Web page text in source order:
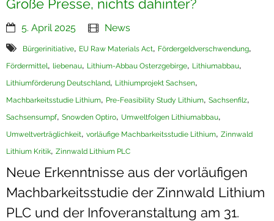
Publikationen
Impressionen
Termine
Newsletter
Große Presse, nichts dahinter?
5. April 2025 News
Bürgerinitiative, EU Raw Materials Act, Fördergeldverschwendung,
Fördermittel, liebenau, Lithium-Abbau Osterzgebirge, Lithiumabbau,
Lithiumförderung Deutschland, Lithiumprojekt Sachsen,
Machbarkeitsstudie Lithium, Pre-Feasibility Study Lithium, Sachsenfilz,
Sachsensumpf, Snowden Optiro, Umweltfolgen Lithiumabbau,
Umweltverträglichkeit, vorläufige Machbarkeitsstudie Lithium, Zinnwald
Lithium Kritik, Zinnwald Lithium PLC
Neue Erkenntnisse aus der vorläufigen
Machbarkeitsstudie der Zinnwald Lithium
PLC und der Infoveranstaltung am 31.